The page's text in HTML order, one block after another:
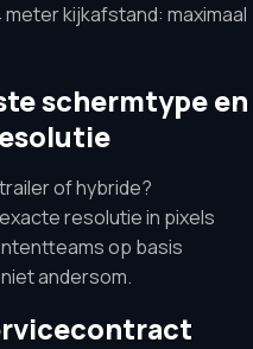
kijkafstand: maximaal
schermtype en
of hybride?
resolutie in pixels
op basis
andersom.